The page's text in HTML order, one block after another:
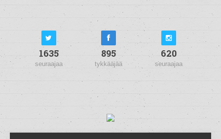
1635
seuraajaa
895
tykkääjää
620
seuraajaa